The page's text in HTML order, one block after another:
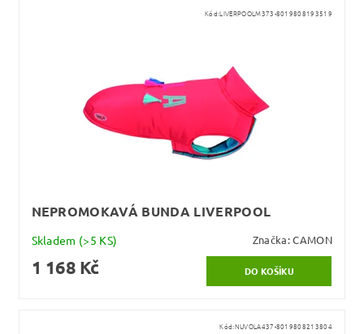
Kód:LIVERPOOLM373-8019808193519
NEPROMOKAVÁ BUNDA LIVERPOOL
Skladem (>5 KS) Značka:CAMON
1 168 Kč
Kód:NUVOLA437-8019808213804